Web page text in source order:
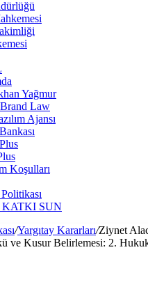
Yağmur
Law
Ajansı
Koşulları
SUN
/Yargıtay Kararları/Ziynet
ve Kusur Belirlemesi: 2.